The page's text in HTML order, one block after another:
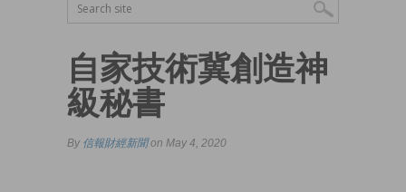
自家技術冀創造神
級秘書
By 信報財經新聞on May 4, 2020